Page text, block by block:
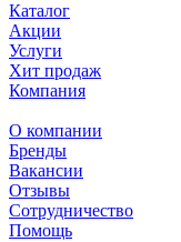
Каталог
Акции
Услуги
Хит продаж
Компания
О компании
Бренды
Вакансии
Отзывы
Сотрудничество
Помощь